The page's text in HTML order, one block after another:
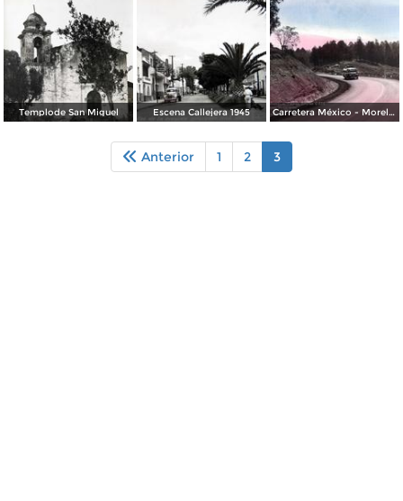
Templode San Miguel Escena Callejera 1945 Carretera México - Morelia. Tramo Molino Viejo
Anterior 1 2 3